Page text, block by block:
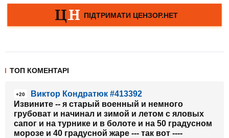
ТОП КОМЕНТАРІ
+20
Виктор Кондратюк #413392
Извините -- я старый военный и немного
грубоват и начинал и зимой и летом с яловых
сапог и на турнике и в болоте и на 50 градусном
морозе и 40 градусной жаре --- так вот ----